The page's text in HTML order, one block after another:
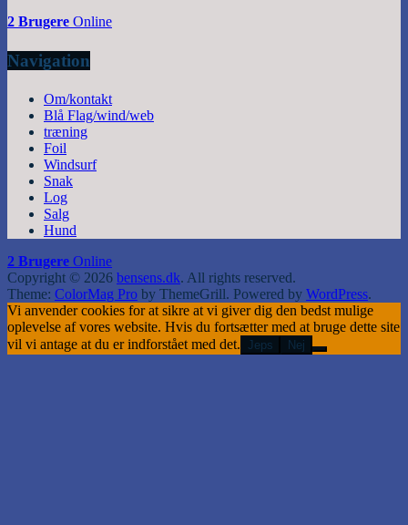
2 Brugere Online
Navigation
Om/kontakt
Blå Flag/wind/web
træning
Foil
Windsurf
Snak
Log
Salg
Hund
2 Brugere Online
Copyright © 2026 bensens.dk. All rights reserved.
Theme: ColorMag Pro by ThemeGrill. Powered by WordPress.
Vi anvender cookies for at sikre at vi giver dig den bedst mulige
oplevelse af vores website. Hvis du fortsætter med at bruge dette site
vil vi antage at du er indforstået med det. Jeps Nej